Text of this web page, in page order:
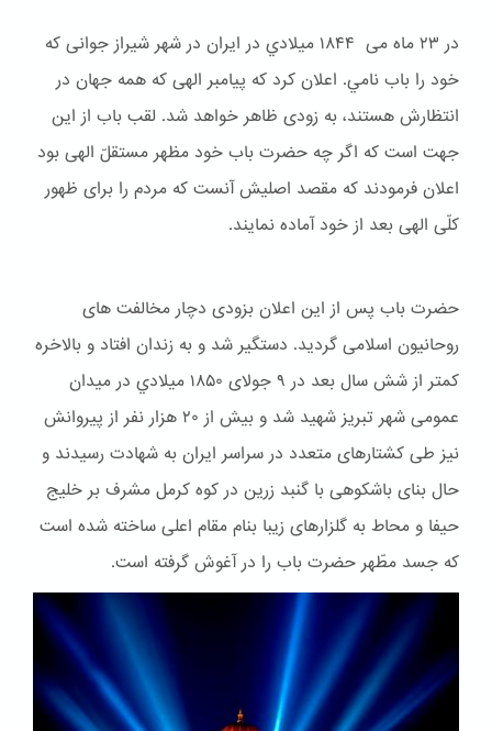
در ۲۳ ماه می ۱۸۴۴ ميلادي در ایران در شهر شیراز جوانی که
خود را باب نامي. اعلان کرد که پیامبر الهی که همه جهان در
انتظارش هستند، به زودی ظاهر خواهد شد. لقب باب از این
جهت است که اگر چه حضرت باب خود مظهر مستقلّ الهی بود
اعلان فرمودند که مقصد اصلیش آنست که مردم را برای ظهور
کلّی الهی بعد از خود آماده نمایند.
حضرت باب پس از این اعلان بزودی دچار مخالفت های
روحانیون اسلامی گردید. دستگیر شد و به زندان افتاد و بالاخره
کمتر از شش سال بعد در ۹ جولای ۱۸۵۰ ميلادي در میدان
عمومی شهر تبریز شهید شد و بیش از ۲۰ هزار نفر از پیروانش
نیز طی کشتارهای متعدد در سراسر ایران به شهادت رسیدند و
حال بنای باشكوهی با گنبد زرین در کوه کرمل مشرف بر خلیج
حیفا و محاط به گلزارهای زیبا بنام مقام اعلی ساخته شده است
که جسد مطّهر حضرت باب را در آغوش گرفته است.